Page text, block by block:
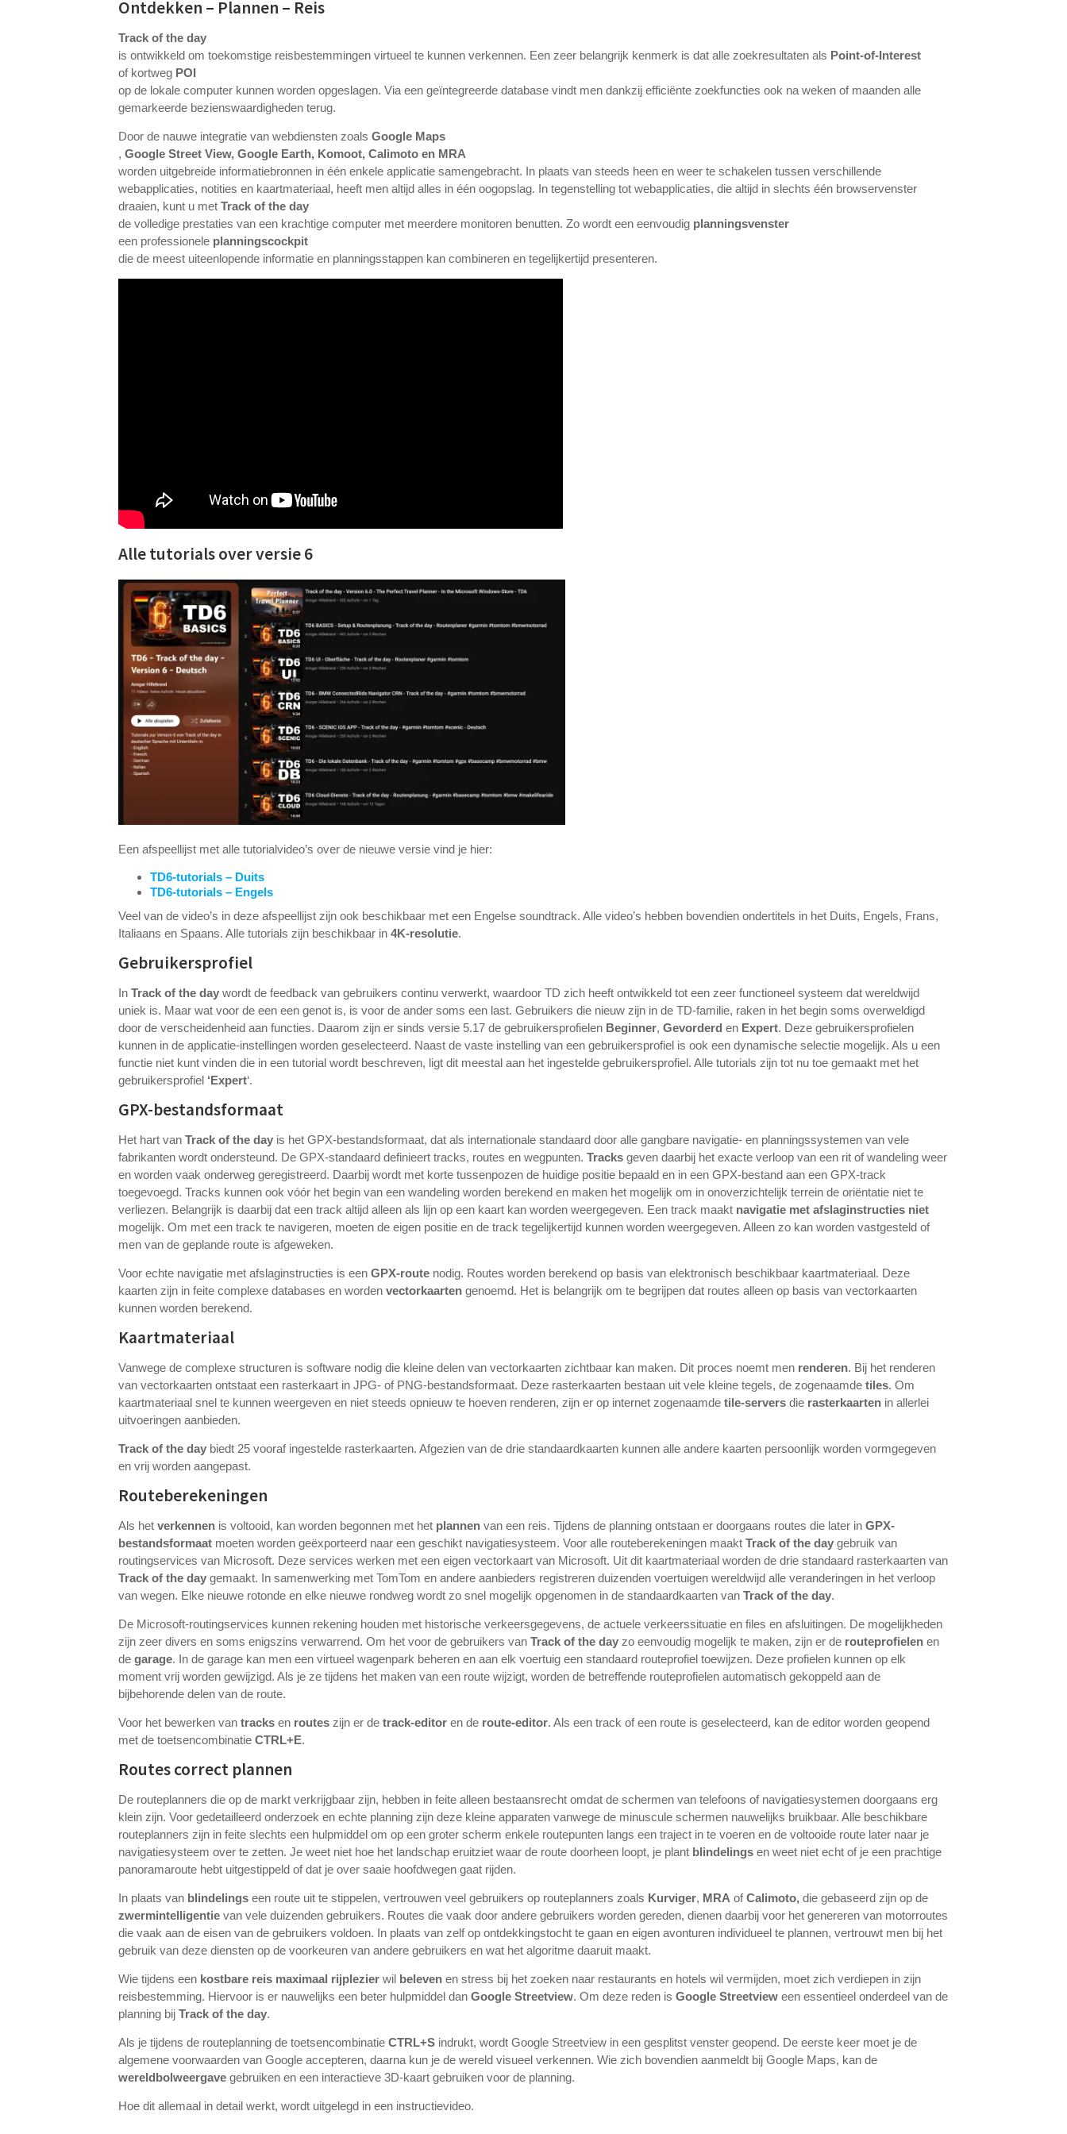
Ontdekken – Plannen – Reis
Track of the day
is ontwikkeld om toekomstige reisbestemmingen virtueel te kunnen verkennen. Een zeer belangrijk kenmerk is dat alle zoekresultaten als Point-of-Interest
of kortweg POI
op de lokale computer kunnen worden opgeslagen. Via een geïntegreerde database vindt men dankzij efficiënte zoekfuncties ook na weken of maanden alle
gemarkeerde bezienswaardigheden terug.
Door de nauwe integratie van webdiensten zoalsGoogle Maps
,Google Street View, Google Earth, Komoot, Calimoto en MRA
worden uitgebreide informatiebronnen in één enkele applicatie samengebracht. In plaats van steeds heen en weer te schakelen tussen verschillende
webapplicaties, notities en kaartmateriaal, heeft men altijd alles in één oogopslag. In tegenstelling tot webapplicaties, die altijd in slechts één browservenster
draaien, kunt u metTrack of the day
de volledige prestaties van een krachtige computer met meerdere monitoren benutten. Zo wordt een eenvoudig planningsvenster
een professionele planningscockpit
die de meest uiteenlopende informatie en planningsstappen kan combineren en tegelijkertijd presenteren.
Alle tutorials over versie 6
Een afspeellijst met alle tutorialvideo’s over de nieuwe versie vind je hier:
TD6-tutorials – Duits
TD6-tutorials – Engels
Veel van de video’s in deze afspeellijst zijn ook beschikbaar met een Engelse soundtrack. Alle video’s hebben bovendien ondertitels in het Duits, Engels, Frans,
Italiaans en Spaans. Alle tutorials zijn beschikbaar in4K-resolutie.
Gebruikersprofiel
InTrack of the day wordt de feedback van gebruikers continu verwerkt, waardoor TD zich heeft ontwikkeld tot een zeer functioneel systeem dat wereldwijd
uniek is. Maar wat voor de een een genot is, is voor de ander soms een last. Gebruikers die nieuw zijn in de TD-familie, raken in het begin soms overweldigd
door de verscheidenheid aan functies. Daarom zijn er sinds versie 5.17 de gebruikersprofielen Beginner,Gevorderd en Expert. Deze gebruikersprofielen
kunnen in de applicatie-instellingen worden geselecteerd. Naast de vaste instelling van een gebruikersprofiel is ook een dynamische selectie mogelijk. Als u een
functie niet kunt vinden die in een tutorial wordt beschreven, ligt dit meestal aan het ingestelde gebruikersprofiel. Alle tutorials zijn tot nu toe gemaakt met het
gebruikersprofiel ‘Expert‘.
GPX-bestandsformaat
Het hart vanTrack of the day is het GPX-bestandsformaat, dat als internationale standaard door alle gangbare navigatie- en planningssystemen van vele
fabrikanten wordt ondersteund. De GPX-standaard definieert tracks, routes en wegpunten.Tracks geven daarbij het exacte verloop van een rit of wandeling weer
en worden vaak onderweg geregistreerd. Daarbij wordt met korte tussenpozen de huidige positie bepaald en in een GPX-bestand aan een GPX-track
toegevoegd. Tracks kunnen ook vóór het begin van een wandeling worden berekend en maken het mogelijk om in onoverzichtelijk terrein de oriëntatie niet te
verliezen. Belangrijk is daarbij dat een track altijd alleen als lijn op een kaart kan worden weergegeven. Een track maakt navigatie met afslaginstructies niet
mogelijk. Om met een track te navigeren, moeten de eigen positie en de track tegelijkertijd kunnen worden weergegeven. Alleen zo kan worden vastgesteld of
men van de geplande route is afgeweken.
Voor echte navigatie met afslaginstructies is eenGPX-route nodig. Routes worden berekend op basis van elektronisch beschikbaar kaartmateriaal. Deze
kaarten zijn in feite complexe databases en wordenvectorkaarten genoemd. Het is belangrijk om te begrijpen dat routes alleen op basis van vectorkaarten
kunnen worden berekend.
Kaartmateriaal
Vanwege de complexe structuren is software nodig die kleine delen van vectorkaarten zichtbaar kan maken. Dit proces noemt men renderen. Bij het renderen
van vectorkaarten ontstaat een rasterkaart in JPG- of PNG-bestandsformaat. Deze rasterkaarten bestaan uit vele kleine tegels, de zogenaamdetiles. Om
kaartmateriaal snel te kunnen weergeven en niet steeds opnieuw te hoeven renderen, zijn er op internet zogenaamdetile-servers die rasterkaarten in allerlei
uitvoeringen aanbieden.
Track of the day biedt 25 vooraf ingestelde rasterkaarten. Afgezien van de drie standaardkaarten kunnen alle andere kaarten persoonlijk worden vormgegeven
en vrij worden aangepast.
Routeberekeningen
Als hetverkennen is voltooid, kan worden begonnen met het plannen van een reis. Tijdens de planning ontstaan er doorgaans routes die later inGPX-
bestandsformaat moeten worden geëxporteerd naar een geschikt navigatiesysteem. Voor alle routeberekeningen maaktTrack of the day gebruik van
routingservices van Microsoft. Deze services werken met een eigen vectorkaart van Microsoft. Uit dit kaartmateriaal worden de drie standaard rasterkaarten van
Track of the day gemaakt. In samenwerking met TomTom en andere aanbieders registreren duizenden voertuigen wereldwijd alle veranderingen in het verloop
van wegen. Elke nieuwe rotonde en elke nieuwe rondweg wordt zo snel mogelijk opgenomen in de standaardkaarten vanTrack of the day.
De Microsoft-routingservices kunnen rekening houden met historische verkeersgegevens, de actuele verkeerssituatie en files en afsluitingen. De mogelijkheden
zijn zeer divers en soms enigszins verwarrend. Om het voor de gebruikers vanTrack of the day zo eenvoudig mogelijk te maken, zijn er de routeprofielen en
degarage. In de garage kan men een virtueel wagenpark beheren en aan elk voertuig een standaard routeprofiel toewijzen. Deze profielen kunnen op elk
moment vrij worden gewijzigd. Als je ze tijdens het maken van een route wijzigt, worden de betreffende routeprofielen automatisch gekoppeld aan de
bijbehorende delen van de route.
Voor het bewerken vantracks en routes zijn er detrack-editor en de route-editor. Als een track of een route is geselecteerd, kan de editor worden geopend
met de toetsencombinatieCTRL+E.
Routes correct plannen
De routeplanners die op de markt verkrijgbaar zijn, hebben in feite alleen bestaansrecht omdat de schermen van telefoons of navigatiesystemen doorgaans erg
klein zijn. Voor gedetailleerd onderzoek en echte planning zijn deze kleine apparaten vanwege de minuscule schermen nauwelijks bruikbaar. Alle beschikbare
routeplanners zijn in feite slechts een hulpmiddel om op een groter scherm enkele routepunten langs een traject in te voeren en de voltooide route later naar je
navigatiesysteem over te zetten. Je weet niet hoe het landschap eruitziet waar de route doorheen loopt, je plant blindelings en weet niet echt of je een prachtige
panoramaroute hebt uitgestippeld of dat je over saaie hoofdwegen gaat rijden.
In plaats van blindelings een route uit te stippelen, vertrouwen veel gebruikers op routeplanners zoals Kurviger, MRA ofCalimoto, die gebaseerd zijn op de
zwermintelligentie van vele duizenden gebruikers. Routes die vaak door andere gebruikers worden gereden, dienen daarbij voor het genereren van motorroutes
die vaak aan de eisen van de gebruikers voldoen. In plaats van zelf op ontdekkingstocht te gaan en eigen avonturen individueel te plannen, vertrouwt men bij het
gebruik van deze diensten op de voorkeuren van andere gebruikers en wat het algoritme daaruit maakt.
Wie tijdens een kostbare reis maximaal rijplezierwil beleven en stress bij het zoeken naar restaurants en hotels wil vermijden, moet zich verdiepen in zijn
reisbestemming. Hiervoor is er nauwelijks een beter hulpmiddel danGoogle Streetview. Om deze reden isGoogle Streetview een essentieel onderdeel van de
planning bijTrack of the day.
Als je tijdens de routeplanning de toetsencombinatieCTRL+S indrukt, wordt Google Streetview in een gesplitst venster geopend. De eerste keer moet je de
algemene voorwaarden van Google accepteren, daarna kun je de wereld visueel verkennen. Wie zich bovendien aanmeldt bij Google Maps, kan de
wereldbolweergave gebruiken en een interactieve 3D-kaart gebruiken voor de planning.
Hoe dit allemaal in detail werkt, wordt uitgelegd in een instructievideo.